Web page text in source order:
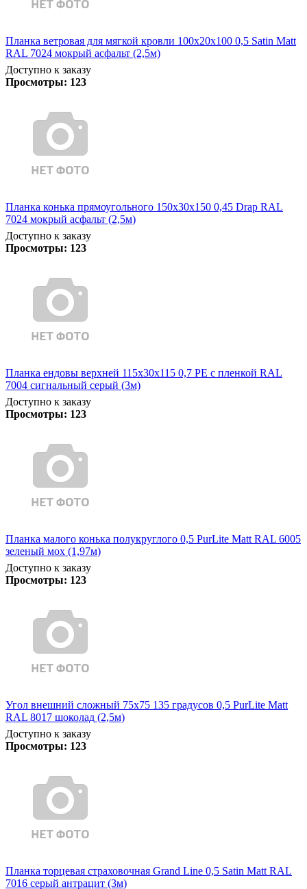
Планка ветровая для мягкой кровли 100х20х100 0,5 Satin Matt
RAL 7024 мокрый асфальт (2,5м)
Доступно к заказу
Просмотры: 123
Планка конька прямоугольного 150х30х150 0,45 Drap RAL
7024 мокрый асфальт (2,5м)
Доступно к заказу
Просмотры: 123
Планка ендовы верхней 115х30х115 0,7 PE с пленкой RAL
7004 сигнальный серый (3м)
Доступно к заказу
Просмотры: 123
Планка малого конька полукруглого 0,5 PurLite Matt RAL 6005
зеленый мох (1,97м)
Доступно к заказу
Просмотры: 123
Угол внешний сложный 75х75 135 градусов 0,5 PurLite Matt
RAL 8017 шоколад (2,5м)
Доступно к заказу
Просмотры: 123
Планка торцевая страховочная Grand Line 0,5 Satin Matt RAL
7016 серый антрацит (3м)